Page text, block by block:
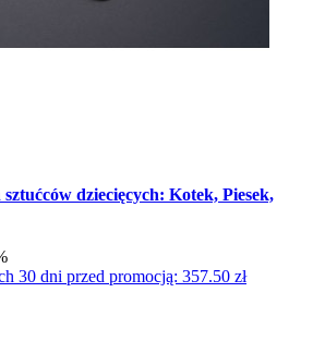
dziecięcych: Kotek, Piesek,
30 dni przed promocją: 357.50 zł